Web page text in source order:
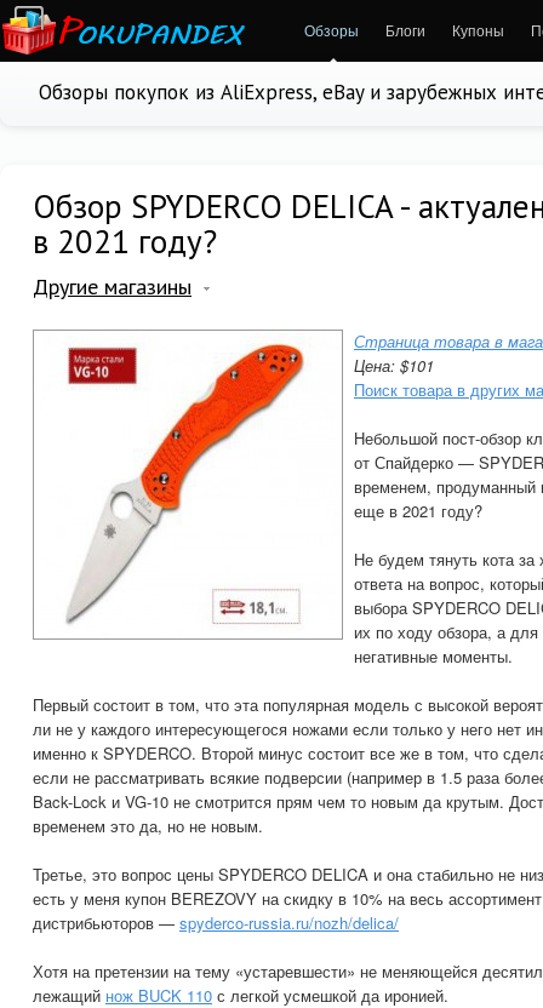
Обзоры Блоги Купоны
Обзоры покупок из AliExpress, eBay и зарубежных
Обзор SPYDERCO DELICA -
в 2021 году?
Другие магазины
Страница товара в
Цена: $101
Поиск товара в других
Небольшой пост-обзор
от Спайдерко —
временем, продуманный
еще в 2021 году?
Не будем тянуть кота
ответа на вопрос,
выбора SPYDERCO
их по ходу обзора, а
негативные моменты.
Первый состоит в том, что эта популярная модель с высокой
ли не у каждого интересующегося ножами если только у него нет
именно к SPYDERCO. Второй минус состоит все же в том, что
если не рассматривать всякие подверсии (например в 1.5 раза
Back-Lock и VG-10 не смотрится прям чем то новым да крутым.
временем это да, но не новым.
Третье, это вопрос цены SPYDERCO DELICA и она стабильно не
есть у меня купон BEREZOVY на скидку в 10% на весь
дистрибьюторов — spyderco-russia.ru/nozh/delica/
Хотя на претензии на тему «устаревшести» не меняющейся
лежащий нож BUCK 110 с легкой усмешкой да иронией.